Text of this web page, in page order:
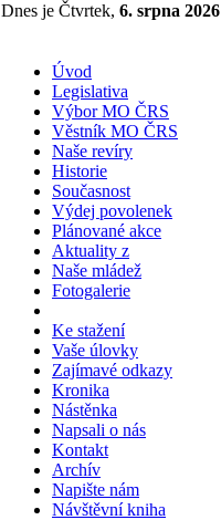
Dnes je Čtvrtek, 6. srpna 2026
Úvod
Legislativa
Výbor MO ČRS
Věstník MO ČRS
Naše revíry
Historie
Současnost
Výdej povolenek
Plánované akce
Aktuality z
Naše mládež
Fotogalerie
Ke stažení
Vaše úlovky
Zajímavé odkazy
Kronika
Nástěnka
Napsali o nás
Kontakt
Archív
Napište nám
Návštěvní kniha